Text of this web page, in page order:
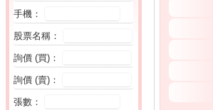
手機：
股票名稱：
詢價 (買)：
詢價 (賣)：
張數：